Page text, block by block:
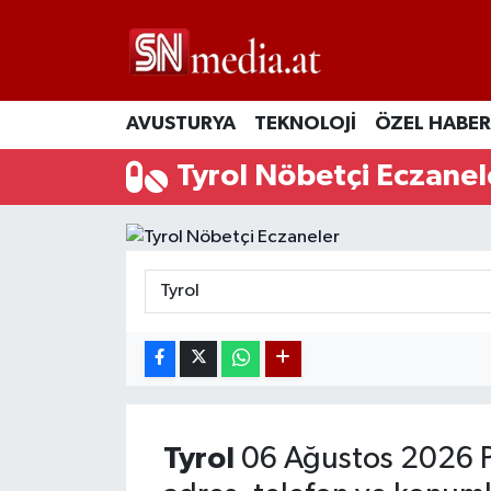
AVUSTURYA TEKNOLOJİ ÖZEL HABER
Tyrol Nöbetçi
Tyrol 06 Ağustos 2026